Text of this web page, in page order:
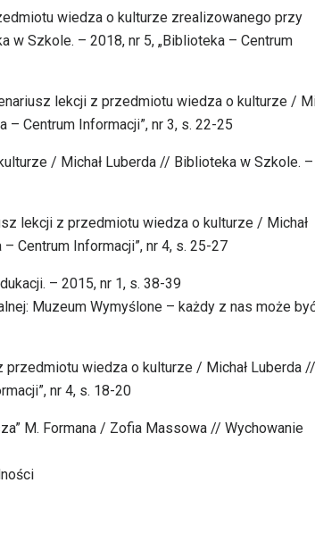
wiedza o kulturze zrealizowanego przy
Szkole. – 2018, nr 5, „Biblioteka – Centrum
lekcji z przedmiotu wiedza o kulturze /
Centrum Informacji”, nr 3, s. 22-25
/ Michał Luberda // Biblioteka w Szkole. –
lekcji z przedmiotu wiedza o kulturze / Michał
Centrum Informacji”, nr 4, s. 25-27
– 2015, nr 1, s. 38-39
Muzeum Wymyślone – każdy z nas może
wiedza o kulturze / Michał Luberda //
nr 4, s. 18-20
M. Formana / Zofia Massowa // Wychowanie